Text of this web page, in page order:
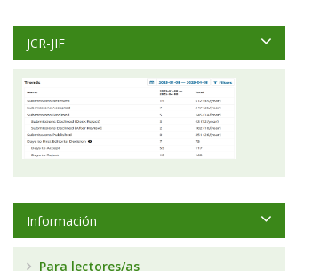
JCR-JIF
Información
Para lectores/as